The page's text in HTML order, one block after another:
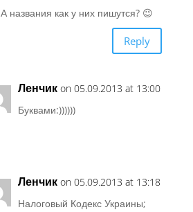
А названия как у них пишутся? 😉
Reply
Ленчик on 05.09.2013 at 13:00
Буквами:))))))
Ленчик on 05.09.2013 at 13:18
Налоговый Кодекс Украины;